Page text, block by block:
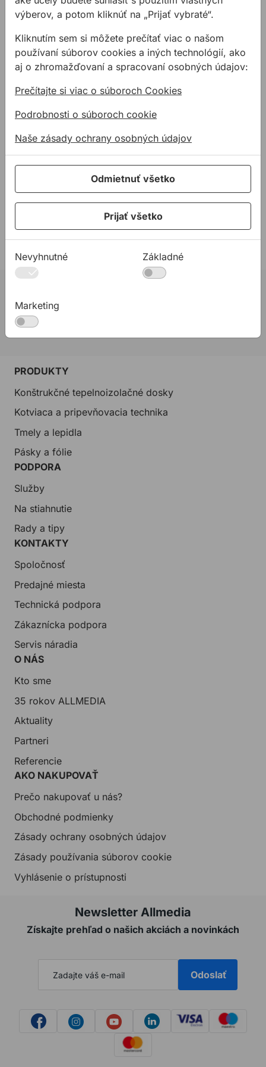
Rotačný laser
STABILA LAR 160 G 4-
dielny SET
Rotačný laser STABILA
LAR160G.
795,49€ s DPH
allmedia@allmedia.sk
allmediasro (po-ne 7-22 h)
PRODUKTY
Konštrukčné tepelnoizolačné dosky
Kotviaca a pripevňovacia technika
Tmely a lepidla
Pásky a fólie
PODPORA
Služby
Na stiahnutie
Rady a tipy
KONTAKTY
Spoločnosť
Predajné miesta
Technická podpora
Zákaznícka podpora
Servis náradia
O NÁS
Kto sme
35 rokov ALLMEDIA
Aktuality
Partneri
Referencie
AKO NAKUPOVAŤ
Prečo nakupovať u nás?
Obchodné podmienky
Zásady ochrany osobných údajov
Zásady používania súborov cookie
Vyhlásenie o prístupnosti
Newsletter Allmedia
Získajte prehľad o našich akciách a novinkách
Odoslať
výberov, a potom kliknúť na „Prijať vybraté“.
Kliknutím sem si môžete prečítať viac o našom
používaní súborov cookies a iných technológií, ako
aj o zhromažďovaní a spracovaní osobných údajov:
Prečítajte si viac o súboroch Cookies
Podrobnosti o súboroch cookie
Naše zásady ochrany osobných údajov
Odmietnuť všetko
Prijať všetko
Nevyhnutné Základné
Marketing